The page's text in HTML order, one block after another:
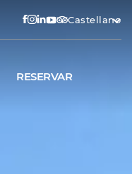
Castellano
RESERVAR